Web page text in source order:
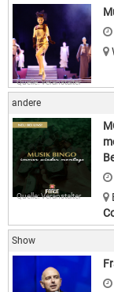
Quelle: Veranstalter
andere
Quelle: Veranstalter
Show